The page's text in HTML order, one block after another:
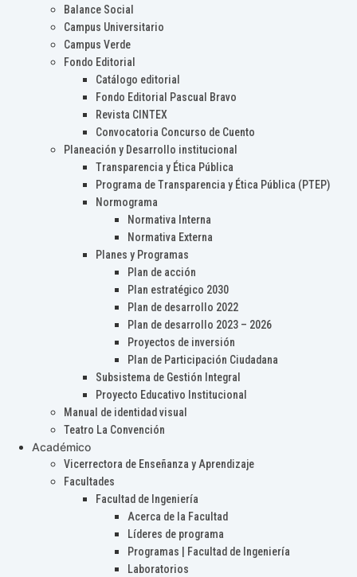
Balance Social
Campus Universitario
Campus Verde
Fondo Editorial
Catálogo editorial
Fondo Editorial Pascual Bravo
Revista CINTEX
Convocatoria Concurso de Cuento
Planeación y Desarrollo institucional
Transparencia y Ética Pública
Programa de Transparencia y Ética Pública (PTEP)
Normograma
Normativa Interna
Normativa Externa
Planes y Programas
Plan de acción
Plan estratégico 2030
Plan de desarrollo 2022
Plan de desarrollo 2023 – 2026
Proyectos de inversión
Plan de Participación Ciudadana
Subsistema de Gestión Integral
Proyecto Educativo Institucional
Manual de identidad visual
Teatro La Convención
Académico
Vicerrectora de Enseñanza y Aprendizaje
Facultades
Facultad de Ingeniería
Acerca de la Facultad
Líderes de programa
Programas | Facultad de Ingeniería
Laboratorios